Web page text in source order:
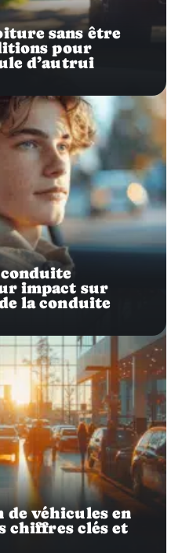
sans être
pour
d’autrui
impact sur
la conduite
véhicules en
chiffres clés et